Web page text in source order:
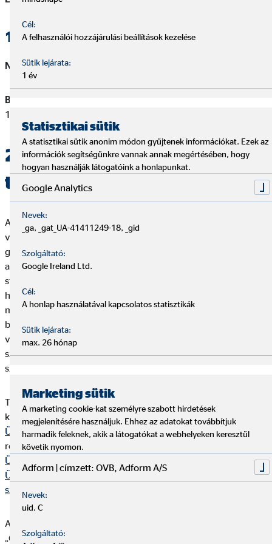
1.3. Természetes személy adatai
Név:Szabadkai Olivér
Biztosításközvetítői felügyeleti nyilvántartási szám:
107092050879
2. Jogszabályban előírt
tájékoztatások
A gazdálkodó szervezet és az ennek keretében tevékenységet
végző természetes személy azt a közvetítői tevékenységet
gyakorolhatja, amelyhez kapcsolódó adatait feltüntette, és
amelyre vonatkozó felügyeleti nyilvántartásban (aktív
státuszúként) szerepel! A nyilvántartás ellenőrizhető az MNB
honlapján (
módon, hogy abban az OVB-nek és (i) az általa
biztosításközvetítésre megbízott gazdálkodó szervezetnek,
valamint az ennek keretében tevékenységet végző természetes
személynek aktív státuszúnak kell lennie; (ii) az OVB pénzügyi
szolgáltatás közvetítői alvállalkozójának szerepelnie kell.
Tájékoztatjuk Önt, hogy a Bit. 378. §-ában előírt egyéb
kötelező tájékoztatásokat a magyar nyelvű „
OVB
Ügyféltájékoztató- Biztosításközvetítői”, míg az NGM
rendeletben előírt kötelező tájékoztatásokat az „
Ügyféltájékoztató- Pénzügyi közvetítői
Ügyféltájékoztató Pénzügyi közvetítői (Lakás-előtakarékossági
szerződések)
Az „OVB Ügyféltájékoztató - Biztosításközvetítői” illetve az
„OVB Ügyféltájékoztató- Pénzügyi közvetítői” valamint az „OVB
Cél:
A felhasználói hozzájárulási beállítások kezelése
Sütik lejárata:
1 év
Statisztikai sütik
A statisztikai sütik anonim módon gyűjtenek információkat. Ezek az
információk segítségünkre vannak annak megértésében, hogy
hogyan használják látogatóink a honlapunkat.
Google Analytics
Nevek:
_ga, _gat_UA-41411249-18, _gid
Szolgáltató:
Google Ireland Ltd.
Cél:
A honlap használatával kapcsolatos statisztikák
Sütik lejárata:
max. 26 hónap
Marketing sütik
A marketing cookie-kat személyre szabott hirdetések
megjelenítésére használjuk. Ehhez az adatokat továbbítjuk
harmadik feleknek, akik a látogatókat a webhelyeken keresztül
követik nyomon.
Adform | címzett: OVB, Adform A/S
Nevek:
uid, C
Szolgáltató: